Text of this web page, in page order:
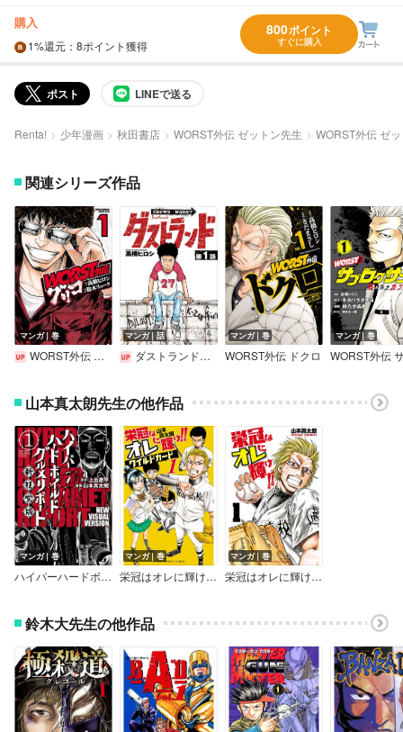
購入
1%還元 ：8ポイント獲得
800ポイント
すぐに購入
ポスト LINEで送る
Renta! 少年漫画 秋田書店 WORST外伝 ゼットン先生 WORST外伝 ゼ
関連シリーズ作品
マンガ｜巻
WORST外伝 グリコ
マンガ｜話
ダストランド（話売り）
マンガ｜巻
WORST外伝 ドクロ
マンガ｜巻
山本真太朗先生の他作品
マンガ｜巻
ハイパーハードボイルドグルメリポート新視覚版
マンガ｜巻
栄冠はオレに輝け！！ ワイルドカード
マンガ｜巻
栄冠はオレに輝け！！
鈴木大先生の他作品